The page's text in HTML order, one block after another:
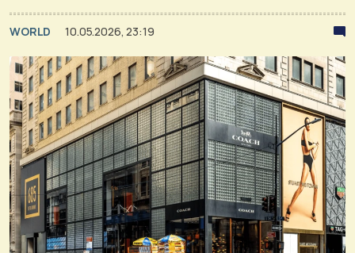
WORLD 10.05.2026, 23:19